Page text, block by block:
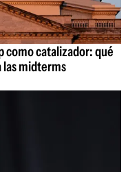
como catalizador: qué
las midterms